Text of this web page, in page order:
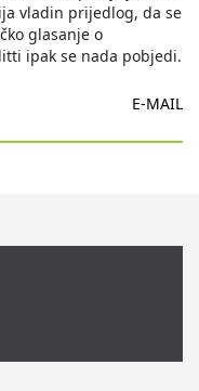
vladin prijedlog, da se
glasanje o
ipak se nada pobjedi.
E-MAIL